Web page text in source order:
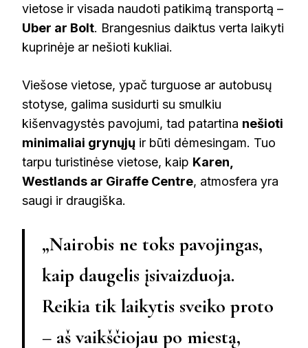
vietose ir visada naudoti patikimą transportą –
Uber ar Bolt. Brangesnius daiktus verta laikyti
kuprinėje ar nešioti kukliai.
Viešose vietose, ypač turguose ar autobusų
stotyse, galima susidurti su smulkiu
kišenvagystės pavojumi, tad patartina nešioti
minimaliai grynųjų ir būti dėmesingam. Tuo
tarpu turistinėse vietose, kaip Karen,
Westlands ar Giraffe Centre, atmosfera yra
saugi ir draugiška.
„Nairobis ne toks pavojingas,
kaip daugelis įsivaizduoja.
Reikia tik laikytis sveiko proto
– aš vaikščiojau po miestą,